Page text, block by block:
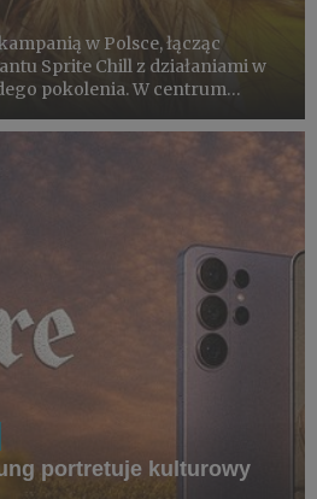
w Polsce, łącząc
Sprite Chill z działaniami w
pokolenia. W centrum
i partnerami z obszaru kultury
portretuje kulturowy